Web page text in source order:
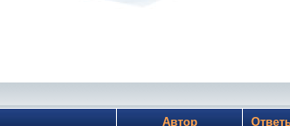
Автор